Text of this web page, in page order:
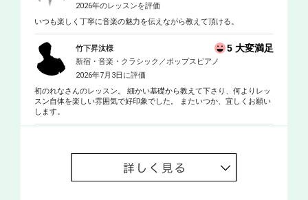
2026年のレッスンを評価
いつも楽しく丁寧に音楽の魅力を伝えながら教えて頂ける。
竹下昇汰様 5 大変満足
新宿・音楽・クラシック／ポップスピアノ
2026年7月3日に評価
初のれなさんのレッスン。 細かい基礎から教えて下さり、何よりレッ
スン自体を楽しい雰囲気で好印象でした。 またいつか、宜しくお願い
します。